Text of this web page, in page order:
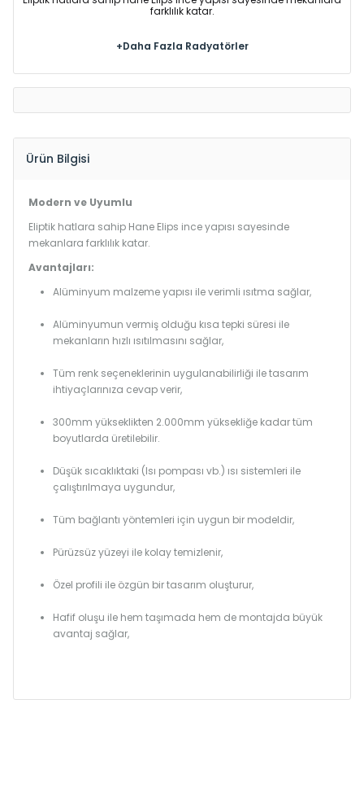
farklılık katar.
+Daha Fazla Radyatörler
Ürün Bilgisi
Modern ve Uyumlu
Eliptik hatlara sahip Hane Elips ince yapısı sayesinde
mekanlara farklılık katar.
Avantajları:
Alüminyum malzeme yapısı ile verimli ısıtma sağlar,
Alüminyumun vermiş olduğu kısa tepki süresi ile
mekanların hızlı ısıtılmasını sağlar,
Tüm renk seçeneklerinin uygulanabilirliği ile tasarım
ihtiyaçlarınıza cevap verir,
300mm yükseklikten 2.000mm yüksekliğe kadar tüm
boyutlarda üretilebilir.
Düşük sıcaklıktaki (Isı pompası vb.) ısı sistemleri ile
çalıştırılmaya uygundur,
Tüm bağlantı yöntemleri için uygun bir modeldir,
Pürüzsüz yüzeyi ile kolay temizlenir,
Özel profili ile özgün bir tasarım oluşturur,
Hafif oluşu ile hem taşımada hem de montajda büyük
avantaj sağlar,